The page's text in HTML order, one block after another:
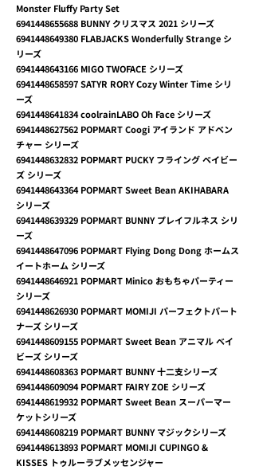
Monster Fluffy Party Set
6941448655688 BUNNY クリスマス 2021 シリーズ
6941448649380 FLABJACKS Wonderfully Strange シ
リーズ
6941448643166 MIGO TWOFACE シリーズ
6941448658597SATYR RORY Cozy Winter Time シリ
ーズ
6941448641834coolrainLABO Oh Face シリーズ
6941448627562 POPMART Coogi アイランド アドベン
チャー シリーズ
6941448632832 POPMART PUCKY フライング ベイビー
ズ シリーズ
6941448643364POPMART Sweet Bean AKIHABARA
シリーズ
6941448639329 POPMART BUNNY プレイフルネス シリ
ーズ
6941448647096 POPMART Flying Dong Dong ホームス
イートホーム シリーズ
6941448646921 POPMART Minico おもちゃパーティー
シリーズ
6941448626930 POPMART MOMIJI パーフェクトパート
ナーズ シリーズ
6941448609155 POPMART Sweet Bean アニマル ベイ
ビーズ シリーズ
6941448608363 POPMART BUNNY 十二支シリーズ
6941448609094POPMART FAIRY ZOE シリーズ
6941448619932 POPMART Sweet Bean スーパーマー
ケットシリーズ
6941448608219 POPMART BUNNY マジックシリーズ
6941448613893 POPMART MOMIJI CUPINGO &
KISSES トゥルーラブメッセンジャー